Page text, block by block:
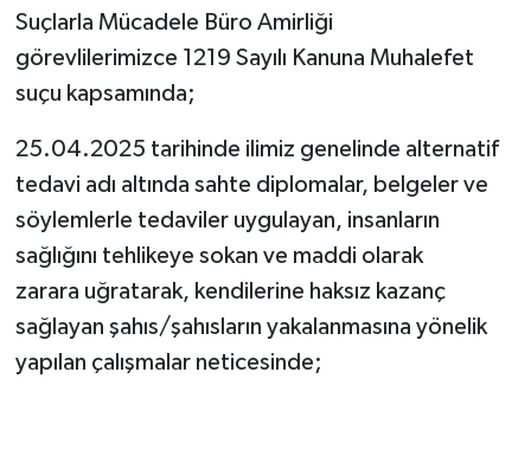
Suçlarla Mücadele Büro Amirliği
görevlilerimizce 1219 Sayılı Kanuna Muhalefet
suçu kapsamında;
25.04.2025 tarihinde ilimiz genelinde alternatif
tedavi adı altında sahte diplomalar, belgeler ve
söylemlerle tedaviler uygulayan, insanların
sağlığını tehlikeye sokan ve maddi olarak
zarara uğratarak, kendilerine haksız kazanç
sağlayan şahıs/şahısların yakalanmasına yönelik
yapılan çalışmalar neticesinde;